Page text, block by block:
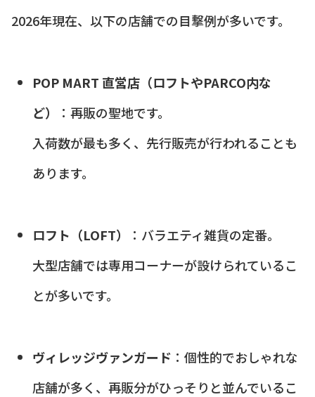
2026年現在、以下の店舗での目撃例が多いです。
POP MART 直営店（ロフトやPARCO内な
ど）
：再販の聖地です。
入荷数が最も多く、先行販売が行われることも
あります。
ロフト（LOFT）
：バラエティ雑貨の定番。
大型店舗では専用コーナーが設けられているこ
とが多いです。
ヴィレッジヴァンガード ：個性的でおしゃれな
店舗が多く、再販分がひっそりと並んでいるこ